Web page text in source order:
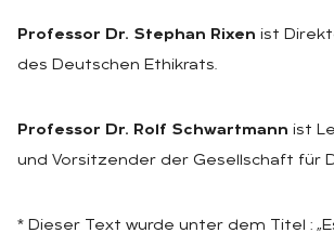
Professor Dr. Stephan Rixen ist
des Deutschen Ethikrats.
Professor Dr. Rolf Schwartmann ist
und Vorsitzender der Gesellschaft für
* Dieser Text wurde unter dem Titel :